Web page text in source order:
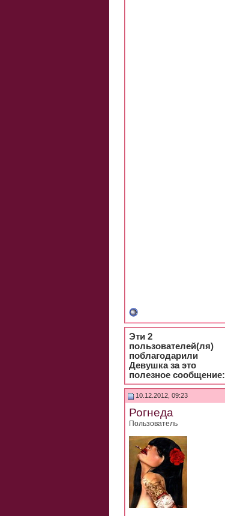
Эти 2
пользователей(ля)
поблагодарили
Девушка за это
полезное сообщение:
10.12.2012, 09:23
Рогнеда
Пользователь